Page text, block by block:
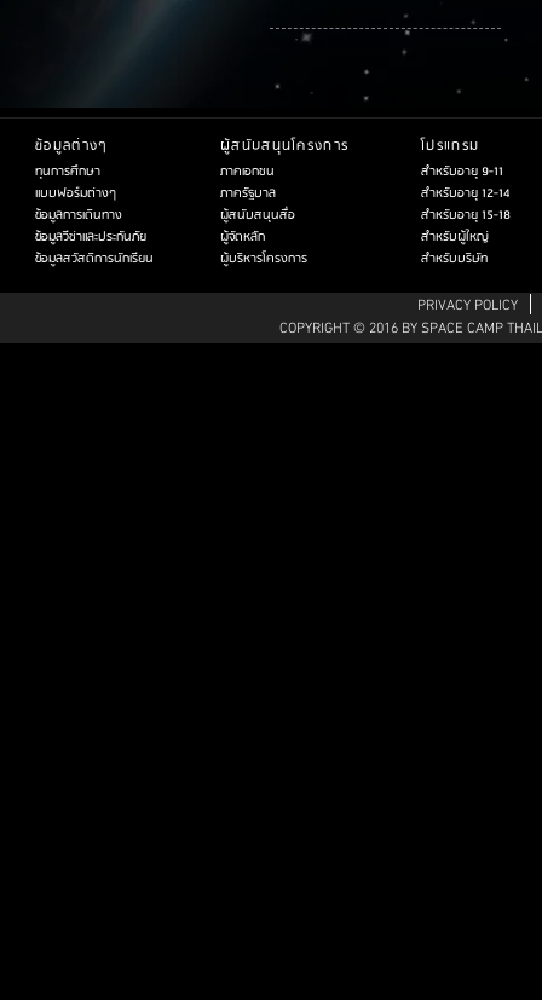
ข้อมูลต่างๆ
ทุนการศึกษา
แบบฟอร์มต่างๆ
ข้อมูลการเดินทาง
ข้อมูลวีซ่าและประกันภัย
ข้อมูลสวัสดิการนักเรียน
ผู้สนับสนุนโครงการ
ภาคเอกชน
ภาครัฐบาล
ผู้สนับสนุนสื่อ
ผู้จัดหลัก
ผู้บริหารโครงการ
โปรแกรม
สำหรับอายุ 9-11
สำหรับอายุ 12-14
สำหรับอายุ 15-18
สำหรับผู้ใหญ่
สำหรับบริษัท
PRIVACY POLICY
COPYRIGHT © 2016 BY SPACE CAMP